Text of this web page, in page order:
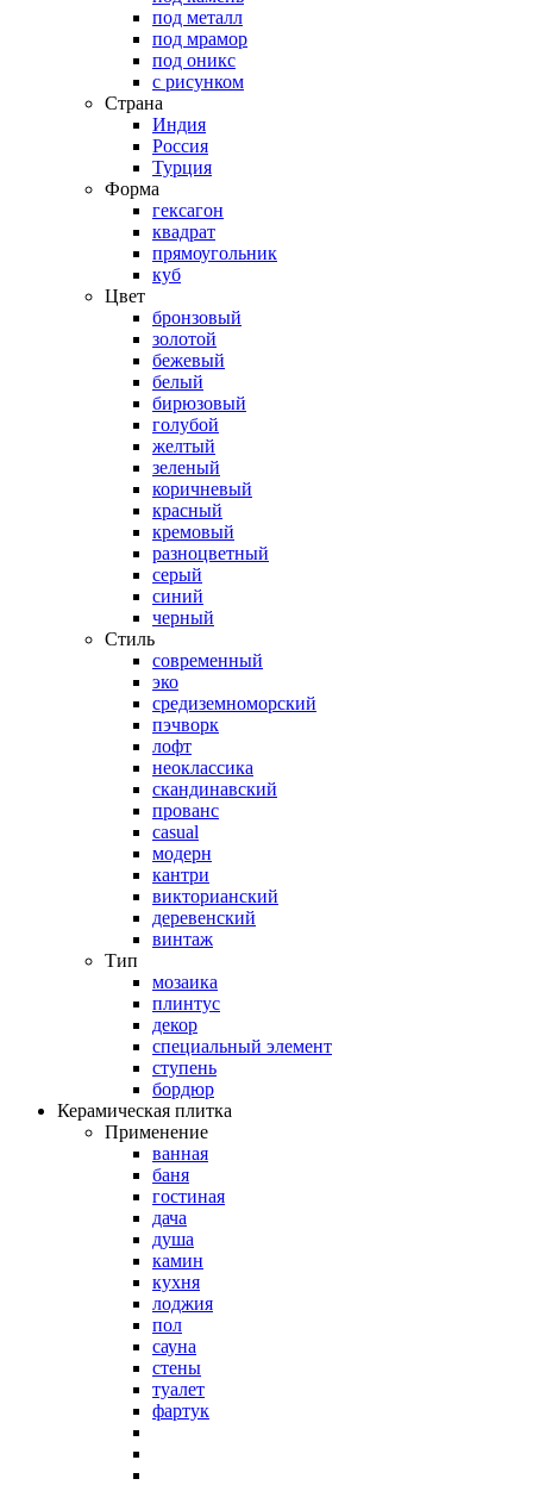
под металл
под мрамор
под оникс
с рисунком
Страна
Индия
Россия
Турция
Форма
гексагон
квадрат
прямоугольник
куб
Цвет
бронзовый
золотой
бежевый
белый
бирюзовый
голубой
желтый
зеленый
коричневый
красный
кремовый
разноцветный
серый
синий
черный
Стиль
современный
эко
средиземноморский
пэчворк
лофт
неоклассика
скандинавский
прованс
casual
модерн
кантри
викторианский
деревенский
винтаж
Тип
мозаика
плинтус
декор
специальный элемент
ступень
бордюр
Керамическая плитка
Применение
ванная
баня
гостиная
дача
душа
камин
кухня
лоджия
пол
сауна
стены
туалет
фартук